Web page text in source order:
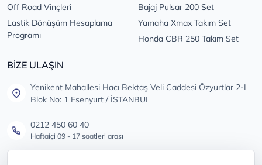
Off Road Vinçleri
Lastik Dönüşüm Hesaplama
Programı
Bajaj Pulsar 200 Set
Yamaha Xmax Takım Set
Honda CBR 250 Takım Set
BİZE ULAŞIN
Yenikent Mahallesi Hacı Bektaş Veli Caddesi Özyurtlar 2-I
Blok No: 1 Esenyurt / İSTANBUL
0212 450 60 40
Haftaiçi 09 - 17 saatleri arası